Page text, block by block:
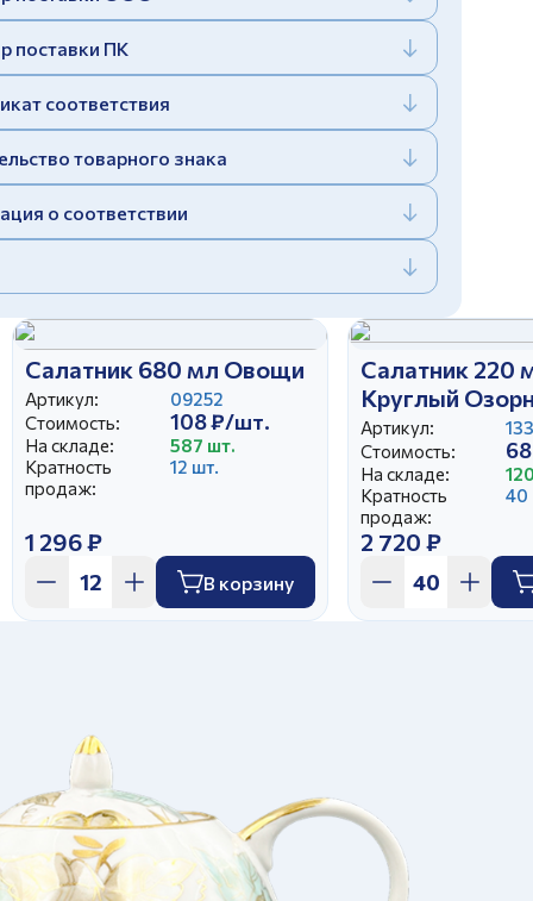
поставки ПК
соответствия
товарного знака
о соответствии
Салатник 680 мл Овощи
Артикул:
09252
Стоимость:
108 ₽/шт.
На складе:
587 шт.
Кратность
продаж:
12 шт.
1 296 ₽
В корзину
Салатник 220
Круглый
Артикул:
Стоимость:
На складе:
Кратность
продаж:
40
2 720 ₽